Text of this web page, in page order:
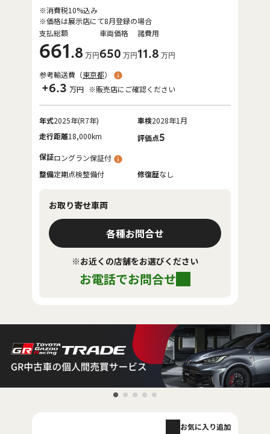
支払総額
661.8 万円
車両価格
650 万円
諸費用
11.8 万円
※消費税10%込み
※価格は展示店にて8月登録の場合
参考輸送費（東京都）
+6.3 万円 ※販売店にご確認ください
年式2025年(R7年) 車検2028年1月
走行距離18,000km 評価点5
保証ロングラン保証付
整備定期点検整備付 修復歴なし
お取り寄せ車両
各種お問合せ
※お近くの店舗をお選びください
お電話でお問合せ
お気に入り追加